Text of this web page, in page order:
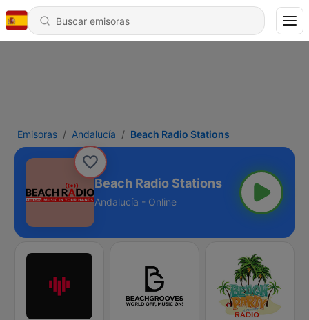
Emisoras Andalucía Beach Radio Stations
Beach Radio Stations
Andalucía - Online